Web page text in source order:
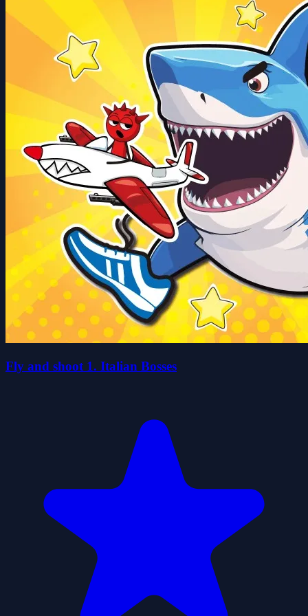
Fly and shoot 1. Italian Bosses